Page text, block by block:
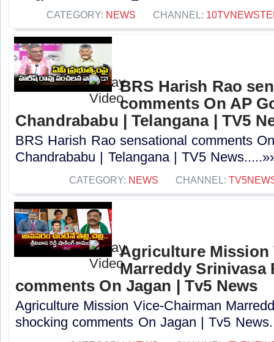
CATEGORY: NEWS CHANNEL:
BRS Harish Rao
comments On AP
Chandrababu | Telangana | TV5
BRS Harish Rao sensational comments
Chandrababu | Telangana | TV5
CATEGORY: NEWS CHANNEL:
Agriculture Mission
Marreddy Srinivasa
comments On Jagan | Tv5 News
Agriculture Mission Vice-Chairman
shocking comments On Jagan | Tv5